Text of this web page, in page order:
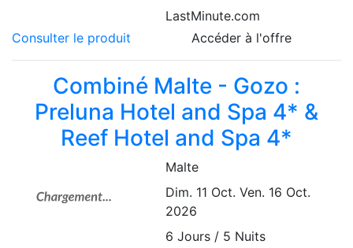
LastMinute.com
Consulter le produit
Accéder à l'offre
Combiné Malte - Gozo :
Preluna Hotel and Spa 4* &
Reef Hotel and Spa 4*
Malte
Dim. 11 Oct. Ven. 16 Oct.
2026
6 Jours / 5 Nuits